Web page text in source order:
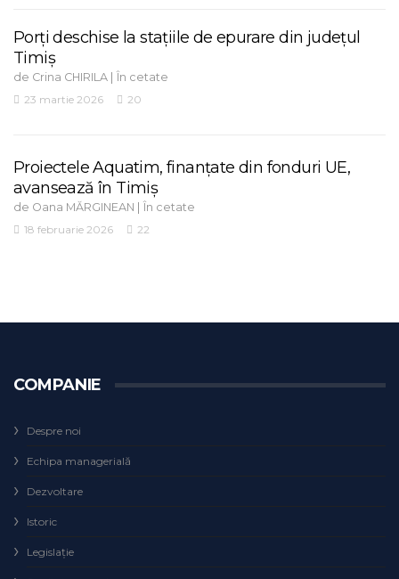
Porți deschise la stațiile de epurare din județul
Timiș
de Crina CHIRILA | În cetate
23 martie 2026
20
Proiectele Aquatim, finanțate din fonduri UE,
avansează în Timiș
de Oana MĂRGINEAN | În cetate
18 februarie 2026
22
COMPANIE
Despre noi
Echipa managerială
Dezvoltare
Istoric
Legislaţie